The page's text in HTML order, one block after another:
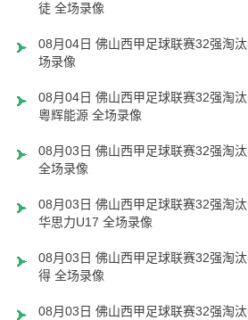
徒 全场录像
08月04日 佛山西甲足球联赛32强淘
场录像
08月04日 佛山西甲足球联赛32强淘
粵辉能源 全场录像
08月03日 佛山西甲足球联赛32强淘汰
全场录像
08月03日 佛山西甲足球联赛32强淘汰
华思力U17 全场录像
08月03日 佛山西甲足球联赛32强淘汰
得 全场录像
08月03日 佛山西甲足球联赛32强淘汰